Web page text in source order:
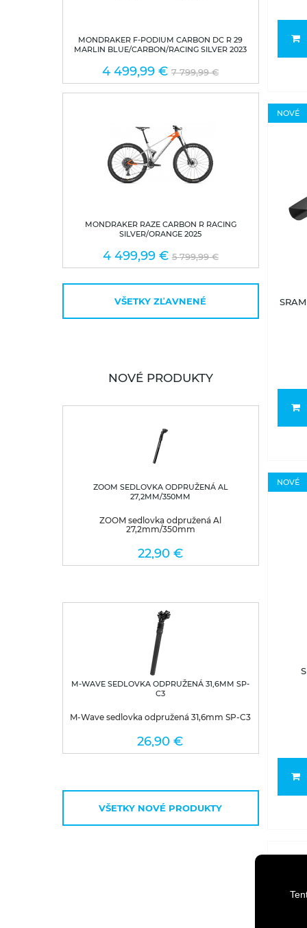
MONDRAKER F-PODIUM CARBON DC R 29
MARLIN BLUE/CARBON/RACING SILVER 2023
4 499,99 € 7 799,99 €
MONDRAKER RAZE CARBON R RACING
SILVER/ORANGE 2025
4 499,99 € 5 799,99 €
VŠETKY ZĽAVNENÉ
NOVÉ PRODUKTY
ZOOM SEDLOVKA ODPRUŽENÁ AL
27,2MM/350MM
ZOOM sedlovka odpružená Al
27,2mm/350mm
22,90 €
M-WAVE SEDLOVKA ODPRUŽENÁ 31,6MM SP-
C3
M-Wave sedlovka odpružená 31,6mm SP-C3
26,90 €
VŠETKY NOVÉ PRODUKTY
NOVÉ
NOVÉ